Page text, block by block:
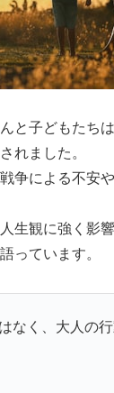
と子どもたち
れました。
争による不安
生観に強く影
っています。
なく、大人の